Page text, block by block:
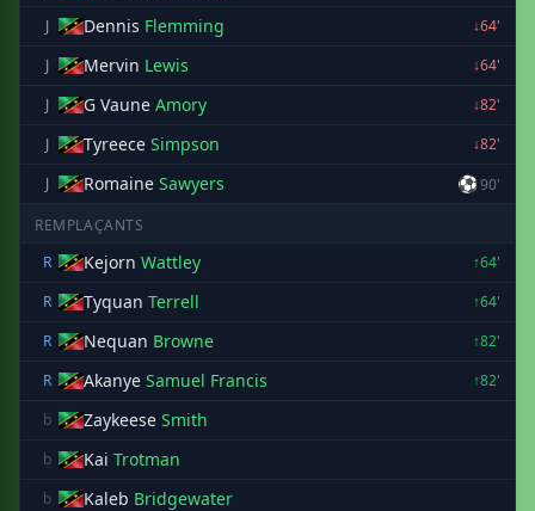
J Dennis Flemming
↓64'
J
Mervin Lewis
↓64'
J
G Vaune Amory
↓82'
J
Tyreece Simpson
↓82'
J
Romaine Sawyers ⚽90'
REMPLAÇANTS
R
Kejorn Wattley
↑64'
R
Tyquan Terrell
↑64'
R
Nequan Browne
↑82'
R
Akanye Samuel Francis
↑82'
b
Zaykeese Smith
b Kai Trotman
b Kaleb Bridgewater